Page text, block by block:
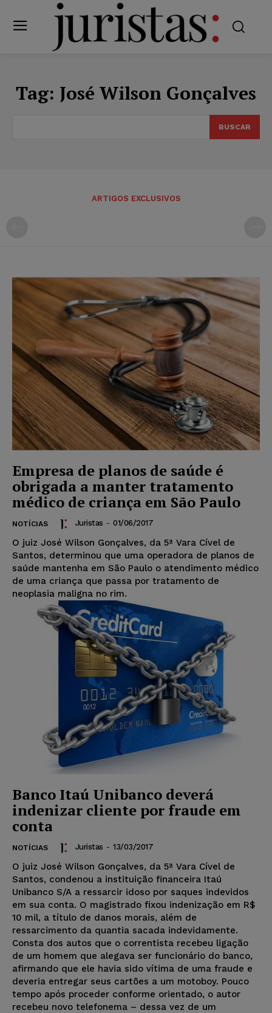
Tag: José Wilson Gonçalves
BUSCAR
ARTIGOS EXCLUSIVOS
Empresa de planos de saúde é
obrigada a manter tratamento
médico de criança em São Paulo
NOTÍCIAS Juristas - 01/06/2017
O juiz José Wilson Gonçalves, da 5ª Vara Cível de
Santos, determinou que uma operadora de planos de
saúde mantenha em São Paulo o atendimento médico
de uma criança que passa por tratamento de
neoplasia maligna no rim.
Banco Itaú Unibanco deverá
indenizar cliente por fraude em
conta
NOTÍCIAS Juristas - 13/03/2017
O juiz José Wilson Gonçalves, da 5ª Vara Cível de
Santos, condenou a instituição financeira Itaú
Unibanco S/A a ressarcir idoso por saques indevidos
em sua conta. O magistrado fixou indenização em R$
10 mil, a título de danos morais, além de
ressarcimento da quantia sacada indevidamente.
Consta dos autos que o correntista recebeu ligação
de um homem que alegava ser funcionário do banco,
afirmando que ele havia sido vítima de uma fraude e
deveria entregar seus cartões a um motoboy. Pouco
tempo após proceder conforme orientado, o autor
recebeu novo telefonema – dessa vez de um